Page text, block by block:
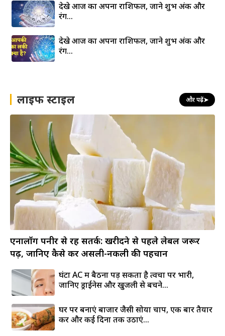
देखे आज का अपना राशिफल, जाने शुभ अंक और
रंग…
देखे आज का अपना राशिफल, जाने शुभ अंक और
रंग…
लाइफ स्टाइल और पढ़ें➤
एनालॉग पनीर से रहें सतर्क: खरीदने से पहले लेबल जरूर
पढ़ें, जानिए कैसे करें असली-नकली की पहचान
घंटों AC में बैठना पड़ सकता है त्वचा पर भारी,
जानिए ड्राईनेस और खुजली से बचने...
घर पर बनाएं बाजार जैसी सोया चाप, एक बार तैयार
करें और कई दिनों तक उठाएं...